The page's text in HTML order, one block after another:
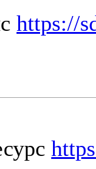
https://